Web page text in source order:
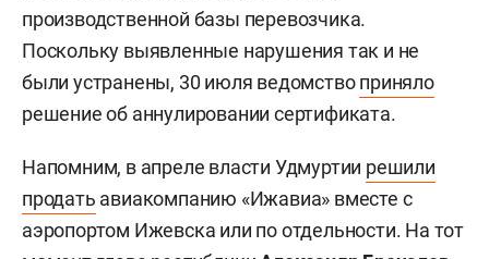
производственной базы перевозчика.
Поскольку выявленные нарушения так и не
были устранены, 30 июля ведомствоприняло
решение об аннулировании сертификата.
Напомним, в апреле власти Удмуртии решили
продать авиакомпанию «Ижавиа» вместе с
аэропортом Ижевска или по отдельности. На тот